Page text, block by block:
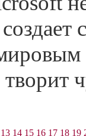
13 14 15 16 17 18 19